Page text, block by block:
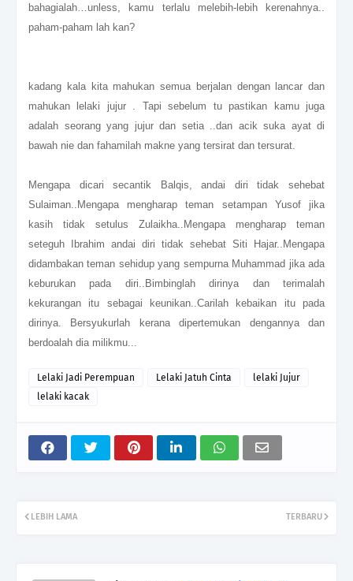
bahagialah…unless, kamu terlalu melebih-lebih kerenahnya..
paham-paham lah kan?
kadang kala kita mahukan semua berjalan dengan lancar dan
mahukan lelaki jujur . Tapi sebelum tu pastikan kamu juga
adalah seorang yang jujur dan setia ..dan acik suka ayat di
bawah nie dan fahamilah makne yang tersirat dan tersurat.
Mengapa dicari secantik Balqis, andai diri tidak sehebat
Sulaiman..Mengapa mengharap teman setampan Yusof jika
kasih tidak setulus Zulaikha..Mengapa mengharap teman
seteguh Ibrahim andai diri tidak sehebat Siti Hajar..Mengapa
didambakan teman sehidup yang sempurna Muhammad jika ada
keburukan pada diri..Bimbinglah dirinya dan terimalah
kekurangan itu sebagai keunikan..Carilah kebaikan itu pada
dirinya. Bersyukurlah kerana dipertemukan dengannya dan
berdoalah dia milikmu...
Lelaki Jadi Perempuan Lelaki Jatuh Cinta
lelaki Jujur
lelaki kacak
TERBARU
LEBIH LAMA